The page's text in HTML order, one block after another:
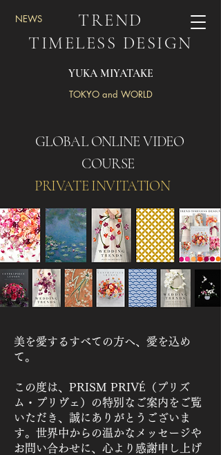
TREND
TIMELESS DESIGN
​NEWS
YUKA MIYATAKE
TOKYO and WORLD
GLOBAL ONLINE VIDEO
COURSE
PRIVATE INVITATION
美を愛するすべての方へ、愛を込め
て。
この度は、PRISM PRIVÉ（プリズ
ム・プリヴェ）の特別なご案内をご覧
いただき、誠にありがとうございま
す。世界中からの温かなメッセージや
お問い合わせに、心より感謝申し上げ